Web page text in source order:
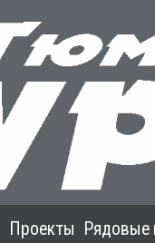
Проекты Рядовые